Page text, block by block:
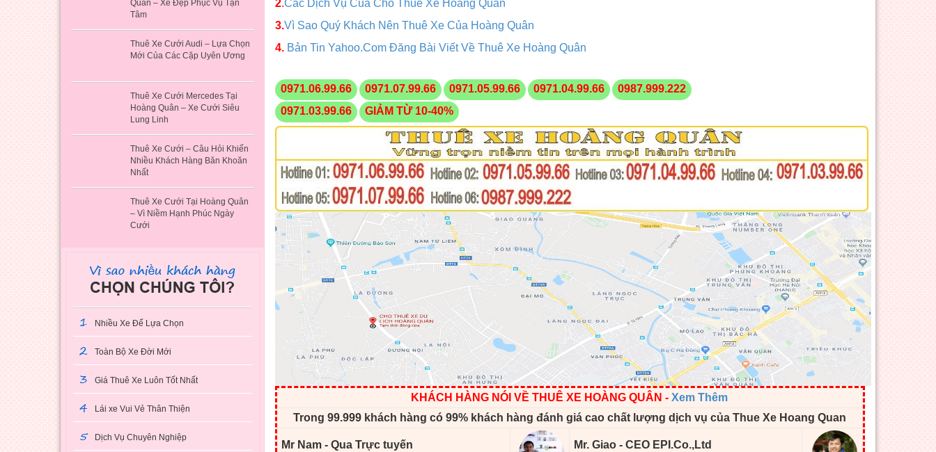
Quân – Xe Đẹp Phục Vụ Tận
Tâm
Thuê Xe Cưới Audi – Lựa Chọn
Mới Của Các Cặp Uyên Ương
Thuê Xe Cưới Mercedes Tại
Hoàng Quân – Xe Cưới Siêu
Lung Linh
Thuê Xe Cưới – Câu Hỏi Khiến
Nhiều Khách Hàng Băn Khoăn
Nhất
Thuê Xe Cưới Tại Hoàng Quân
– Vì Niềm Hạnh Phúc Ngày
Cưới
1 Nhiều Xe Để Lựa Chọn
2 Toàn Bộ Xe Đời Mới
3 Giá Thuê Xe Luôn Tốt Nhất
4 Lái xe Vui Vẻ Thân Thiện
5 Dịch Vụ Chuyên Nghiệp
2.Các Dịch Vụ Của Cho Thuê Xe Hoàng Quân
3.Vì Sao Quý Khách Nên Thuê Xe Của Hoàng Quân
4.Bản Tin Yahoo.Com Đăng Bài Viết Về Thuê Xe Hoàng Quân
0971.06.99.66 0971.07.99.66 0971.05.99.66 0971.04.99.66
0987.999.222
0971.03.99.66
GIẢM TỪ 10-40%
KHÁCH HÀNG NÓI VỀ THUÊ XE HOÀNG QUÂN - Xem Thêm
Trong 99.999 khách hàng có 99% khách hàng đánh giá cao chất lượng dịch vụ của Thue Xe Hoang Quan
Mr Nam - Qua Trực tuyến Mr. Giao - CEO EPI.Co.,Ltd